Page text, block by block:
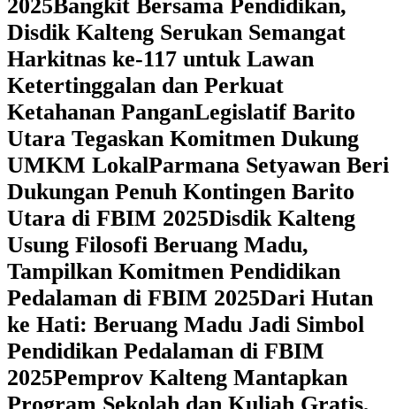
2025‎Bangkit Bersama Pendidikan,
Disdik Kalteng Serukan Semangat
Harkitnas ke-117 untuk Lawan
Ketertinggalan dan Perkuat
Ketahanan PanganLegislatif Barito
Utara Tegaskan Komitmen Dukung
UMKM LokalParmana Setyawan Beri
Dukungan Penuh Kontingen Barito
Utara di FBIM 2025Disdik Kalteng
Usung Filosofi Beruang Madu,
Tampilkan Komitmen Pendidikan
Pedalaman di FBIM 2025‎Dari Hutan
ke Hati: Beruang Madu Jadi Simbol
Pendidikan Pedalaman di FBIM
2025‎Pemprov Kalteng Mantapkan